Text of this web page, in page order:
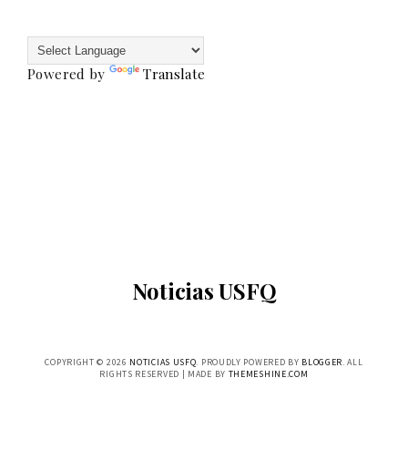
Powered by Translate
Noticias USFQ
COPYRIGHT © 2026 NOTICIAS USFQ. PROUDLY POWERED BY BLOGGER. ALL
RIGHTS RESERVED | MADE BY THEMESHINE.COM